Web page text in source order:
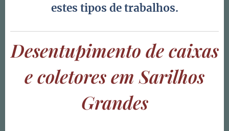
estes tipos de trabalhos.
Desentupimento de caixas
e coletores em Sarilhos
Grandes